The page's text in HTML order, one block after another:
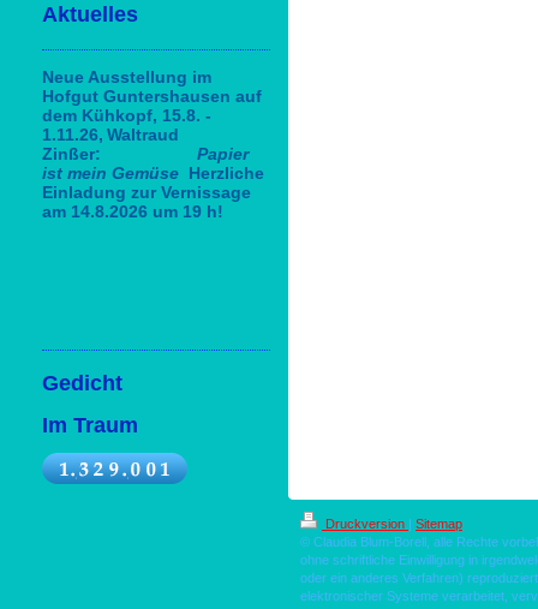
Aktuelles
Neue Ausstellung im
Hofgut Guntershausen auf
dem Kühkopf, 15.8. -
1.11.26, Waltraud
Zinßer: Papier
ist mein Gemüse Herzliche
Einladung zur Vernissage
am 14.8.2026 um 19 h!
Gedicht
Im Traum
Druckversion | Sitemap
© Claudia Blum-Borell, alle Rechte
ohne schriftliche Einwilligung in
oder ein anderes Verfahren)
elektronischer Systeme verarbeitet,